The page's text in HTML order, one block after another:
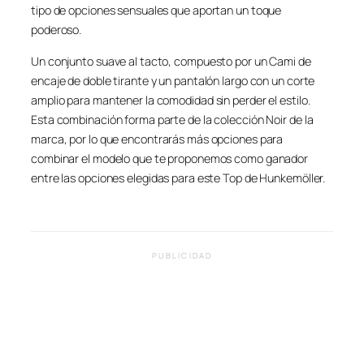
tipo de opciones sensuales que aportan un toque
poderoso.
Un conjunto suave al tacto, compuesto por un Cami de
encaje de doble tirante y un pantalón largo con un corte
amplio para mantener la comodidad sin perder el estilo.
Esta combinación forma parte de la colección Noir de la
marca, por lo que encontrarás más opciones para
combinar el modelo que te proponemos como ganador
entre las opciones elegidas para este Top de Hunkemöller.
PUBLICIDAD